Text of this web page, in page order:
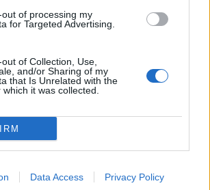
of processing my
for Targeted Advertising.
of Collection, Use,
and/or Sharing of my
that Is Unrelated with the
it was collected.
Data Access Privacy Policy